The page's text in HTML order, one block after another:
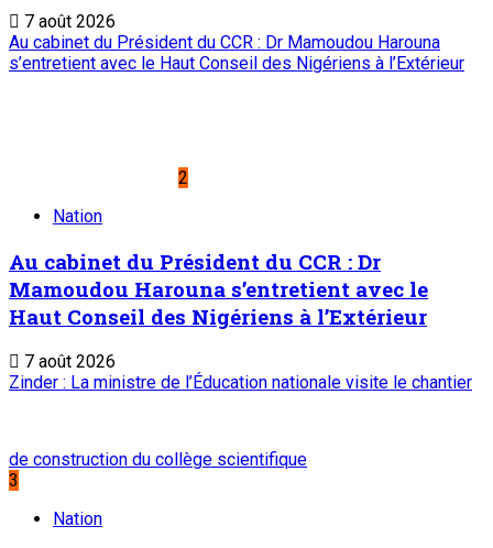
7 août 2026
Au cabinet du Président du CCR : Dr Mamoudou Harouna
s’entretient avec le Haut Conseil des Nigériens à l’Extérieur
2
Nation
Au cabinet du Président du CCR : Dr
Mamoudou Harouna s’entretient avec le
Haut Conseil des Nigériens à l’Extérieur
7 août 2026
Zinder : La ministre de l’Éducation nationale visite le chantier
de construction du collège scientifique
3
Nation